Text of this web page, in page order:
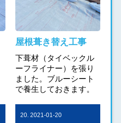
屋根葺き替え工事
下葺材（タイベックル
ーフライナー）を張り
ました。ブルーシート
で養生しておきます。
20. 2021-01-20